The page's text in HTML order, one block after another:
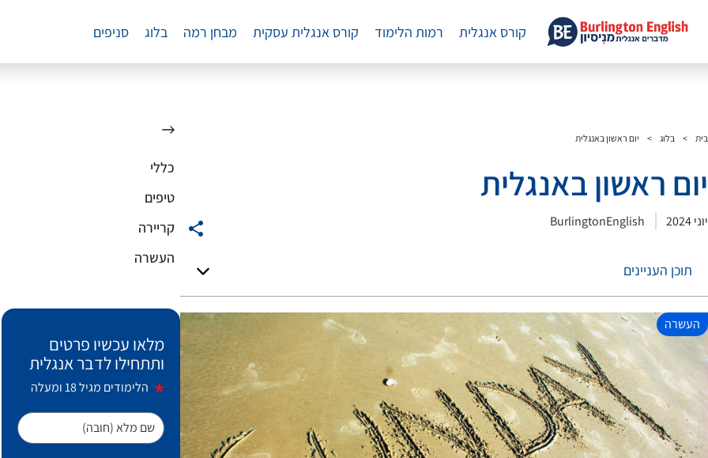
קורס אנגלית רמות הלימוד קורס אנגלית עסקית מבחן רמה בלוג סניפים
כללי
טיפים
קריירה
העשרה
מלאו עכשיו פרטים
ותתחילו לדבר אנגלית
הלימודים מגיל 18 ומעלה
שם מלא (חובה)
בית > בלוג > יום ראשון באנגלית
יום ראשון באנגלית
יוני 2024 BurlingtonEnglish
תוכן העניינים
העשרה